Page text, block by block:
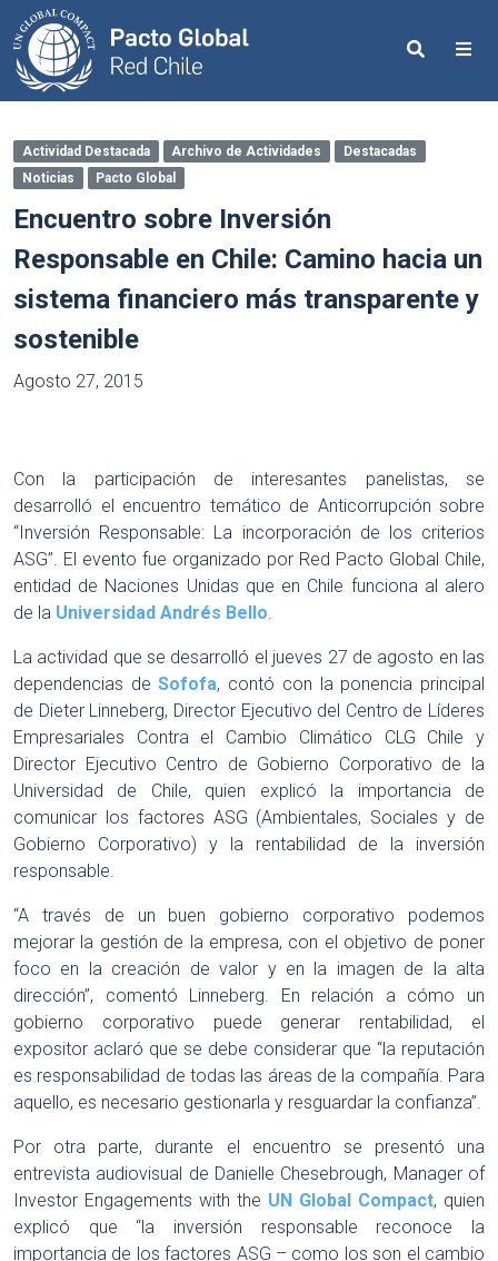
Search
Actividad Destacada Archivo de Actividades
Destacadas
Noticias
Pacto Global
Encuentro sobre Inversión
Responsable en Chile: Camino hacia un
sistema financiero más transparente y
sostenible
Agosto 27, 2015
Con la participación de interesantes panelistas, se
desarrolló el encuentro temático de Anticorrupción sobre
“Inversión Responsable: La incorporación de los criterios
ASG”. El evento fue organizado por Red Pacto Global Chile,
entidad de Naciones Unidas que en Chile funciona al alero
de la Universidad Andrés Bello.
La actividad que se desarrolló el jueves 27 de agosto en las
dependencias deSofofa, contó con la ponencia principal
de Dieter Linneberg, Director Ejecutivo del Centro de Líderes
Empresariales Contra el Cambio Climático CLG Chile y
Director Ejecutivo Centro de Gobierno Corporativo de la
Universidad de Chile, quien explicó la importancia de
comunicar los factores ASG (Ambientales, Sociales y de
Gobierno Corporativo) y la rentabilidad de la inversión
responsable.
“A través de un buen gobierno corporativo podemos
mejorar la gestión de la empresa, con el objetivo de poner
foco en la creación de valor y en la imagen de la alta
dirección”, comentó Linneberg. En relación a cómo un
gobierno corporativo puede generar rentabilidad, el
expositor aclaró que se debe considerar que “la reputación
es responsabilidad de todas las áreas de la compañía. Para
aquello, es necesario gestionarla y resguardar la confianza”.
Por otra parte, durante el encuentro se presentó una
entrevista audiovisual de Danielle Chesebrough, Manager of
Investor Engagements with the UN Global Compact, quien
explicó que “la inversión responsable reconoce la
importancia de los factores ASG – como los son el cambio